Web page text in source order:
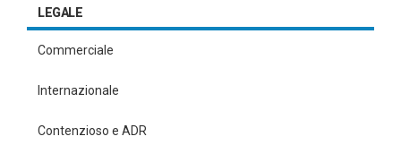
LEGALE
Commerciale
Internazionale
Contenzioso e ADR